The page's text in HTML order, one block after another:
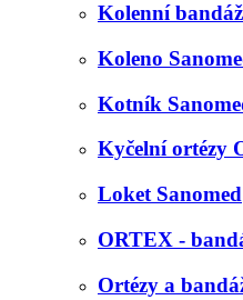
Kolenní
Koleno
Kotník
Kyčelní ortézy
Loket Sanomed
ORTEX -
Ortézy a